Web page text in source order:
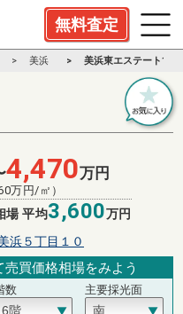
無料査定
美浜 美浜東エステート10
4,470万円
万円/㎡）
場 平均3,600万円
浜５丁目１０
買価格相場をみよう
数 主要採光面